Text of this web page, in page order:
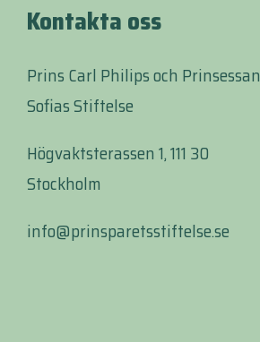
Kontakta oss
Prins Carl Philips och Prinsessan
Sofias Stiftelse
Högvaktsterassen 1, 111 30
Stockholm
info@prinsparetsstiftelse.se